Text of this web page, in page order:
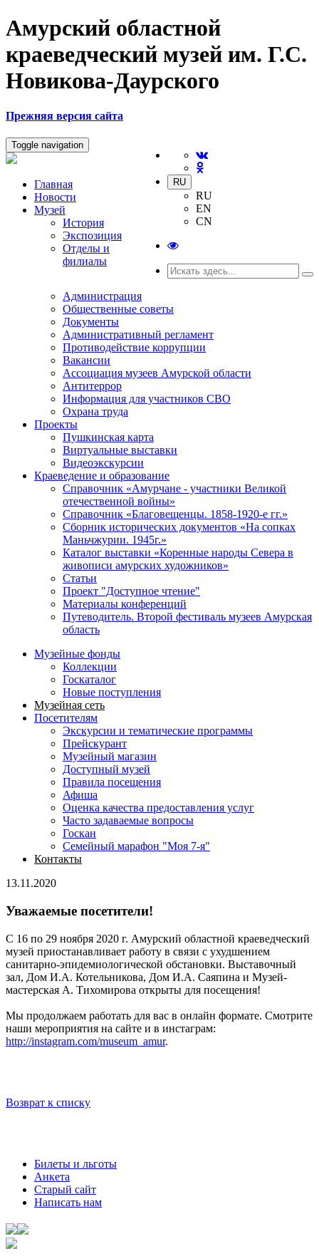
Амурский областной
краеведческий музей им. Г.С.
Новикова-Даурского
Прежняя версия сайта
RU
RU
EN
CN
Toggle navigation
Главная
Новости
Музей
История
Экспозиция
Отделы и
филиалы
Администрация
Общественные советы
Документы
Административный регламент
Противодействие коррупции
Вакансии
Ассоциация музеев Амурской области
Антитеррор
Информация для участников СВО
Охрана труда
Проекты
Пушкинская карта
Виртуальные выставки
Видеоэкскурсии
Краеведение и образование
Справочник «Амурчане - участники Великой
отечественной войны»
Справочник «Благовещенцы. 1858-1920-е гг.»
Сборник исторических документов «На сопках
Маньчжурии. 1945г.»
Каталог выставки «Коренные народы Севера в
живописи амурских художников»
Статьи
Проект "Доступное чтение"
Материалы конференций
Путеводитель. Второй фестиваль музеев Амурская
область
Музейные фонды
Коллекции
Госкаталог
Новые поступления
Музейная сеть
Посетителям
Экскурсии и тематические программы
Прейскурант
Музейный магазин
Доступный музей
Правила посещения
Афиша
Оценка качества предоставления услуг
Часто задаваемые вопросы
Госкан
Семейный марафон "Моя 7-я"
Контакты
13.11.2020
Уважаемые посетители!
С 16 по 29 ноября 2020 г. Амурский областной краеведческий
музей приостанавливает работу в связи с ухудшением
санитарно-эпидемиологической обстановки. Выставочный
зал, Дом И.А. Котельникова, Дом И.А. Саяпина и Музей-
мастерская А. Тихомирова открыты для посещения!
Мы продолжаем работать для вас в онлайн формате. Смотрите
наши мероприятия на сайте и в инстаграм:
http://instagram.com/museum_amur.
Возврат к списку
Билеты и льготы
Анкета
Старый сайт
Написать нам